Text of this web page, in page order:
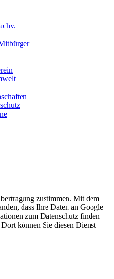
zustimmen. Mit dem
dass Ihre Daten an Google
zum Datenschutz finden
Dort können Sie diesen Dienst